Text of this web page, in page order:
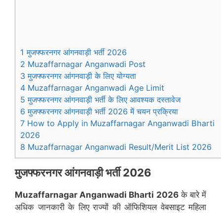
1 मुजफ्फरनगर आंगनवाड़ी भर्ती 2026
2 Muzaffarnagar Anganwadi Post
3 मुजफ्फरनगर आंगनवाड़ी के लिए योग्यता
4 Muzaffarnagar Anganwadi Age Limit
5 मुजफ्फरनगर आंगनवाड़ी भर्ती के लिए आवश्यक दस्तावेज
6 मुजफ्फरनगर आंगनवाड़ी भर्ती 2026 में चयन प्रक्रिया
7 How to Apply in Muzaffarnagar Anganwadi Bharti
2026
8 Muzaffarnagar Anganwadi Result/Merit List 2026
मुजफ्फरनगरआंगनवाड़ी भर्ती 2026
Muzaffarnagar Anganwadi Bharti 2026के बारे में
अधिक जानकारी के लिए राज्यों की ऑफिशियल वेबसाइट महिला